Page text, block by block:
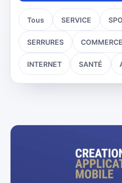
Tous SERVICE
SERRURES
INTERNET SANTÉ